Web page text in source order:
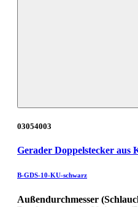
03054003
Gerader Doppelstecker aus
B-GDS-10-KU-schwarz
Außendurchmesser